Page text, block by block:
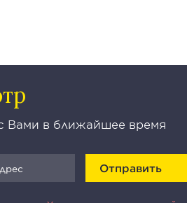
Вами в ближайшее время
Отправить